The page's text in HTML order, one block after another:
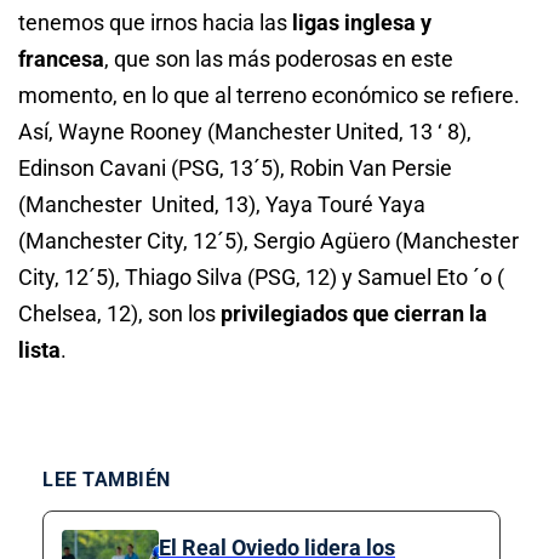
tenemos que irnos hacia las ligas inglesa y
francesa, que son las más poderosas en este
momento, en lo que al terreno económico se refiere.
Así, Wayne Rooney (Manchester United, 13 ‘ 8),
Edinson Cavani (PSG, 13´5), Robin Van Persie
(Manchester United, 13), Yaya Touré Yaya
(Manchester City, 12´5), Sergio Agüero (Manchester
City, 12´5), Thiago Silva (PSG, 12) y Samuel Eto ´o (
Chelsea, 12), son los privilegiados que cierran la
lista.
LEE TAMBIÉN
El Real Oviedo lidera los